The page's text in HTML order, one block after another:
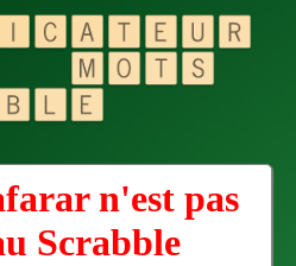
n'est pas
Scrabble